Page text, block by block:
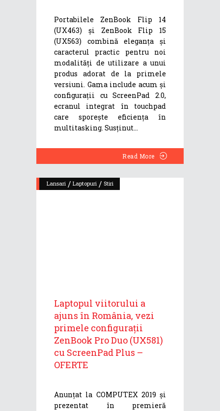
Portabilele ZenBook Flip 14
(UX463) și ZenBook Flip 15
(UX563) combină eleganța și
caracterul practic pentru noi
modalități de utilizare a unui
produs adorat de la primele
versiuni. Gama include acum și
configurații cu ScreenPad 2.0,
ecranul integrat în touchpad
care sporește eficiența în
multitasking. Susținut
Read More
Lansari / Laptopuri / Stiri
Laptopul viitorului a
ajuns în România, vezi
primele configurații
ZenBook Pro Duo (UX581)
cu ScreenPad Plus –
OFERTE
Anunțat la COMPUTEX 2019 și
prezentat în premieră